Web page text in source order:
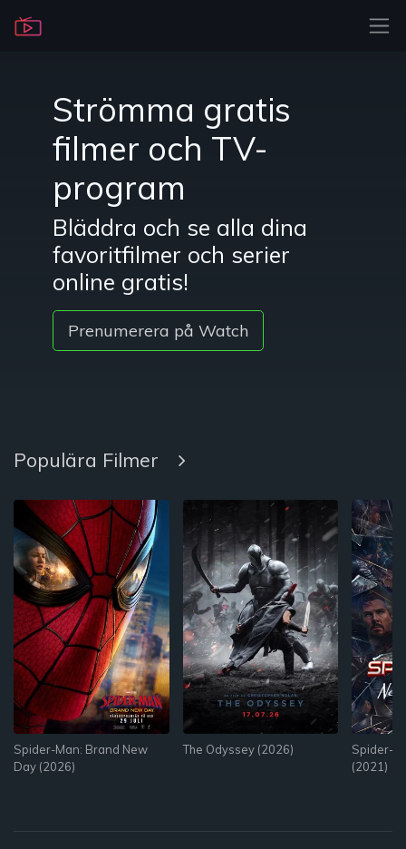
Strömma gratis
filmer och TV-
program
Bläddra och se alla dina
favoritfilmer och serier
online gratis!
Prenumerera på Watch
Populära Filmer
Spider-Man: Brand New
Day (2026)
The Odyssey (2026)
Spider-
(2021)